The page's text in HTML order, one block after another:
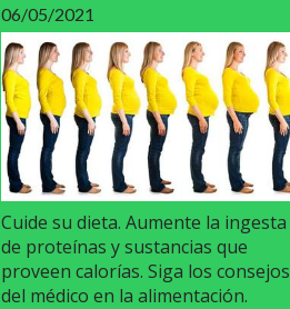
06/05/2021
Cuide su dieta. Aumente la ingesta
de proteínas y sustancias que
proveen calorías. Siga los consejos
del médico en la alimentación.